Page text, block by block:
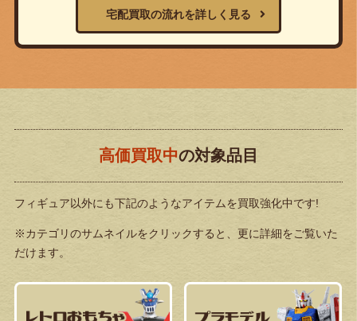
宅配買取の流れを詳しく見る
高価買取中の対象品目
フィギュア以外にも下記のようなアイテムを買取強化中です!
※カテゴリのサムネイルをクリックすると、更に詳細をご覧いた
だけます。